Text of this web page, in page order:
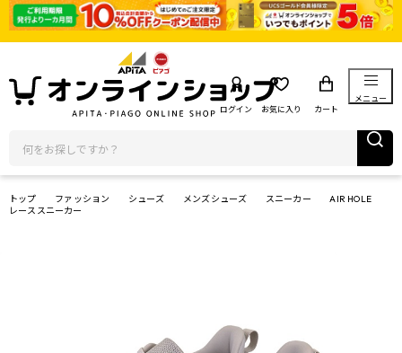
ログイン お気に入り カート
メニュー
トップ ファッション シューズ メンズシューズ スニーカー
AIR HOLE
レーススニーカー